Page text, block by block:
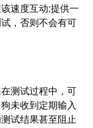
速度互动;提供一
，否则不会有可
测试过程中，可
未收到定期输入
试结果甚至阻止